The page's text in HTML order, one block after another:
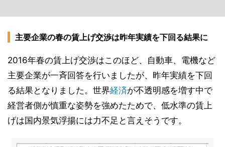
主要企業の春の賃上げ交渉は昨年実績を下回る結果に
2016年春の賃上げ交渉はこのほど、自動車、電機など
主要企業が一斉回答を行いましたが、昨年実績を下回
る結果となりました。世界経済が不透明感を増す中で
経営者側が慎重な姿勢を強めたためで、低水準の賃上
げは国内景気浮揚には力不足と言えそうです。